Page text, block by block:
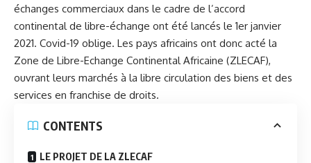
échanges commerciaux dans le cadre de l’accord
continental de libre-échange ont été lancés le 1er janvier
2021. Covid-19 oblige. Les pays africains ont donc acté la
Zone de Libre-Echange Continental Africaine (ZLECAF),
ouvrant leurs marchés à la libre circulation des biens et des
services en franchise de droits.
CONTENTS
LE PROJET DE LA ZLECAF